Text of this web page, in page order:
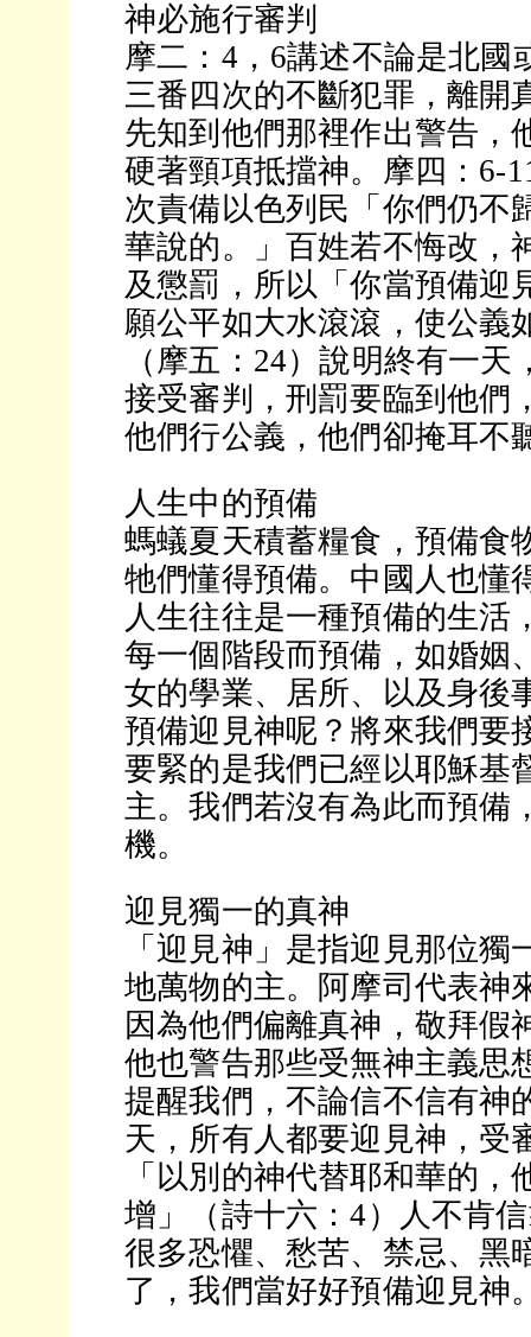
神必施行審判
摩二：4，6講述不論是北國
三番四次的不斷犯罪，離開
先知到他們那裡作出警告，
硬著頸項抵擋神。摩四：6-
次責備以色列民「你們仍不
華說的。」百姓若不悔改，
及懲罰，所以「你當預備迎
願公平如大水滾滾，使公義
（摩五：24）說明終有一
接受審判，刑罰要臨到他們
他們行公義，他們卻掩耳不
人生中的預備
螞蟻夏天積蓄糧食，預備食
牠們懂得預備。中國人也懂
人生往往是一種預備的生活
每一個階段而預備，如婚姻
女的學業、居所、以及身後
預備迎見神呢？將來我們要
要緊的是我們已經以耶穌基
主。我們若沒有為此而預備
機。
迎見獨一的真神
「迎見神」是指迎見那位獨
地萬物的主。阿摩司代表神
因為他們偏離真神，敬拜假
他也警告那些受無神主義思
提醒我們，不論信不信有神
天，所有人都要迎見神，受
「以別的神代替耶和華的，
增」（詩十六：4）人不肯
很多恐懼、愁苦、禁忌、黑
了，我們當好好預備迎見神